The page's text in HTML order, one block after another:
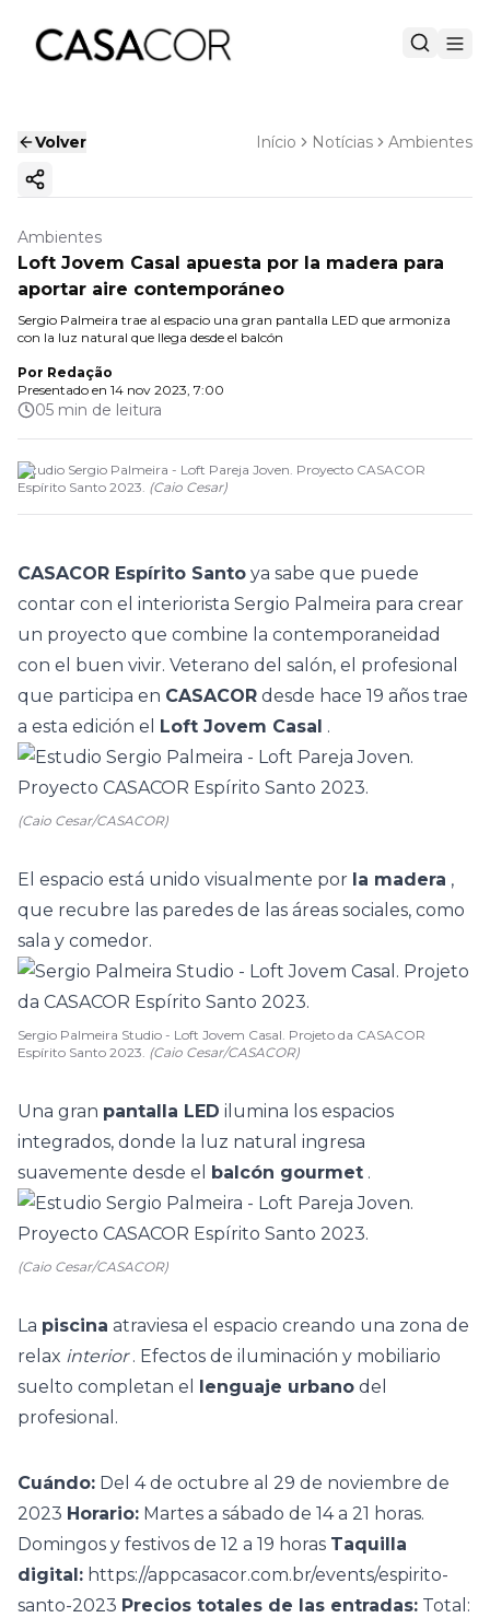
Volver Início Notícias Ambientes
Copiar enlace
Ambientes
Loft Jovem Casal apuesta por la madera para
aportar aire contemporáneo
Sergio Palmeira trae al espacio una gran pantalla LED que armoniza
con la luz natural que llega desde el balcón
Por Redação
Presentado en 14 nov 2023, 7:00
05 min de leitura
Estudio Sergio Palmeira - Loft Pareja Joven. Proyecto CASACOR
Espírito Santo 2023. (Caio Cesar)
CASACOR Espírito Santo ya sabe que puede
contar con el interiorista Sergio Palmeira para crear
un proyecto que combine la contemporaneidad
con el buen vivir. Veterano del salón, el profesional
que participa en CASACOR desde hace 19 años trae
a esta edición el Loft Jovem Casal .
(Caio Cesar/CASACOR)
El espacio está unido visualmente por la madera ,
que recubre las paredes de las áreas sociales, como
sala y comedor.
Sergio Palmeira Studio - Loft Jovem Casal. Projeto da CASACOR
Espírito Santo 2023. (Caio Cesar/CASACOR)
Una gran pantalla LED ilumina los espacios
integrados, donde la luz natural ingresa
suavemente desde el balcón gourmet .
(Caio Cesar/CASACOR)
La piscina atraviesa el espacio creando una zona de
relax interior. Efectos de iluminación y mobiliario
suelto completan el lenguaje urbano del
profesional.
Cuándo: Del 4 de octubre al 29 de noviembre de
2023 Horario: Martes a sábado de 14 a 21 horas.
Domingos y festivos de 12 a 19 horas Taquilla
digital: https://appcasacor.com.br/events/espirito-
santo-2023 Precios totales de las entradas: Total: